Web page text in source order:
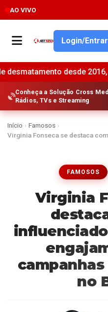
AO VIVO
Login/Entrar
2016, aponta sistema
Conheça a Solução Cross
Rádios, TVs e Streaming
Início › Famosos ›
Virginia Fonseca se destaca
FAMOSOS
Virginia
no